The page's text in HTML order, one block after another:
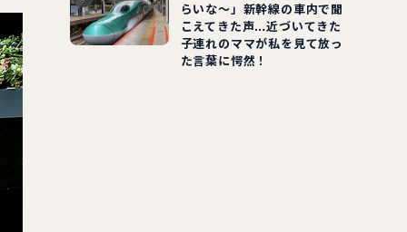
らいな～」新幹線の車内で聞
こえてきた声…近づいてきた
子連れのママが私を見て放っ
た言葉に愕然！